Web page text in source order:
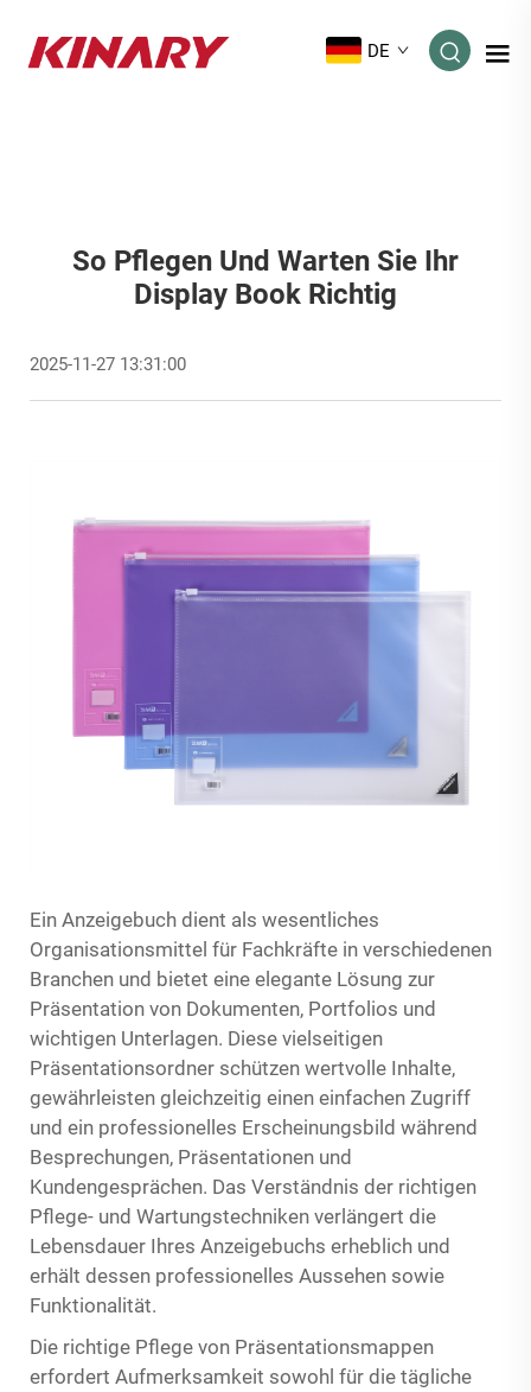
DE
So Pflegen Und Warten Sie Ihr
Display Book Richtig
2025-11-27 13:31:00
Ein Anzeigebuch dient als wesentliches
Organisationsmittel für Fachkräfte in verschiedenen
Branchen und bietet eine elegante Lösung zur
Präsentation von Dokumenten, Portfolios und
wichtigen Unterlagen. Diese vielseitigen
Präsentationsordner schützen wertvolle Inhalte,
gewährleisten gleichzeitig einen einfachen Zugriff
und ein professionelles Erscheinungsbild während
Besprechungen, Präsentationen und
Kundengesprächen. Das Verständnis der richtigen
Pflege- und Wartungstechniken verlängert die
Lebensdauer Ihres Anzeigebuchs erheblich und
erhält dessen professionelles Aussehen sowie
Funktionalität.
Die richtige Pflege von Präsentationsmappen
erfordert Aufmerksamkeit sowohl für die tägliche